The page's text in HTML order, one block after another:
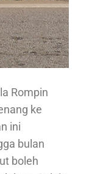
Rompin
ke
ini
bulan
boleh